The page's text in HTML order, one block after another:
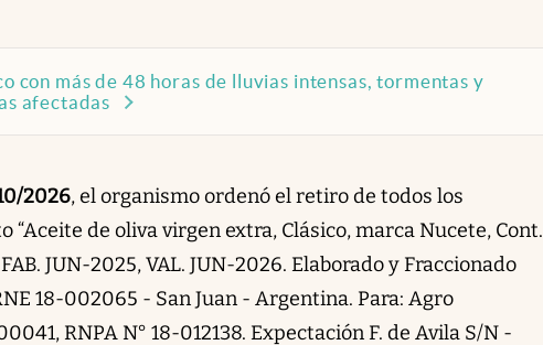
con más de 48 horas de lluvias intensas, tormentas y
afectadas
2026, el organismo ordenó el retiro de todos los
de oliva virgen extra, Clásico, marca Nucete, Cont.
JUN-2025, VAL. JUN-2026. Elaborado y Fraccionado
18-002065 - San Juan - Argentina. Para: Agro
RNPA N° 18-012138. Expectación F. de Avila S/N -